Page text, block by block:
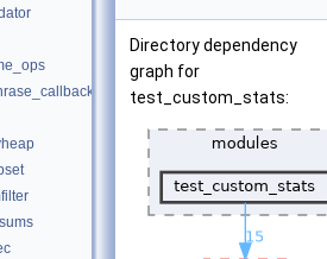
Directory dependency
graph for
test_custom_stats: